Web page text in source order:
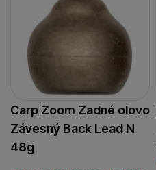
Carp Zoom Zadné olovo
Závesný Back Lead N
48g